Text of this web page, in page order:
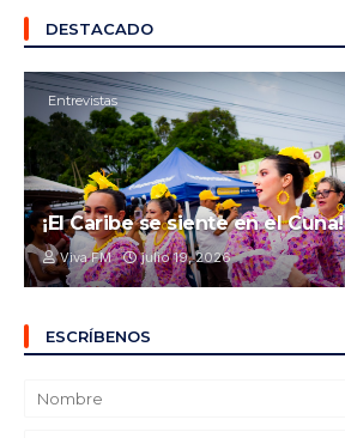
DESTACADO
Entrevistas
¡El Caribe se siente en el Cuna!
Viva FM julio 19, 2026
ESCRÍBENOS